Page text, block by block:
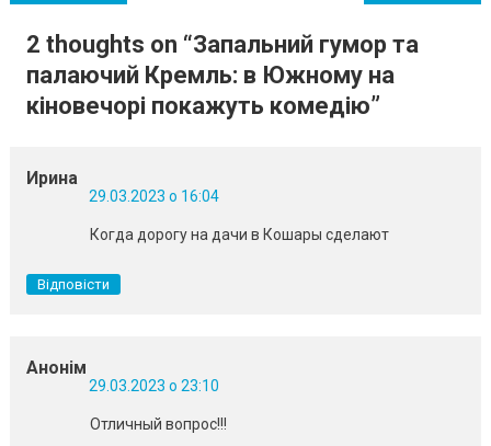
записів
2 thoughts on “Запальний гумор та
палаючий Кремль: в Южному на
кіновечорі покажуть комедію”
Ирина
29.03.2023 о 16:04
Когда дорогу на дачи в Кошары сделают
Відповісти
Анонім
29.03.2023 о 23:10
Отличный вопрос!!!